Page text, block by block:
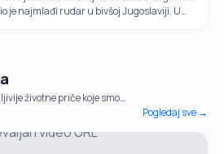
je najmlađi rudar u bivšoj Jugoslaviji. U
životne priče koje smo
godina.
Pogledaj sve →
video URL